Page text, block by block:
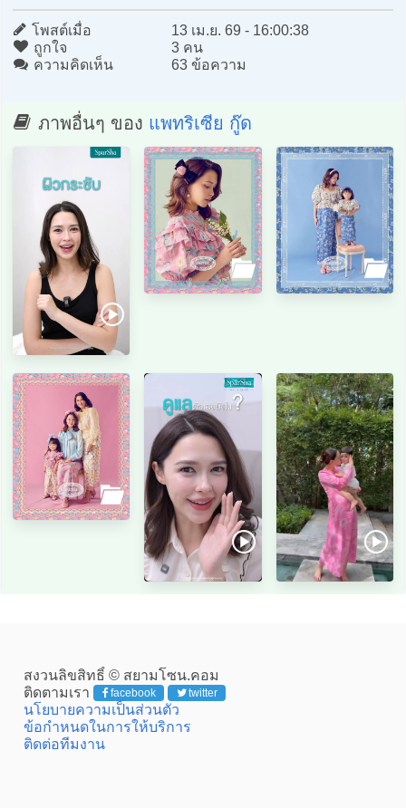
โพสต์เมื่อ
13 เม.ย. 69 - 16:00:38
ถูกใจ
3 คน
ความคิดเห็น
63 ข้อความ
ภาพอื่นๆ ของ แพทริเซีย กู๊ด
สงวนลิขสิทธิ์ © สยามโซน.คอม
ติดตามเรา
facebook twitter
นโยบายความเป็นส่วนตัว
ข้อกำหนดในการให้บริการ
ติดต่อทีมงาน